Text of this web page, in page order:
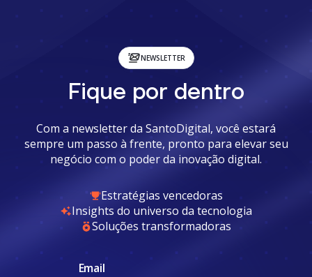
NEWSLETTER
Fique por dentro
Com a newsletter da SantoDigital, você estará
sempre um passo à frente, pronto para elevar seu
negócio com o poder da inovação digital.
Estratégias vencedoras
Insights do universo da tecnologia
Soluções transformadoras
Email